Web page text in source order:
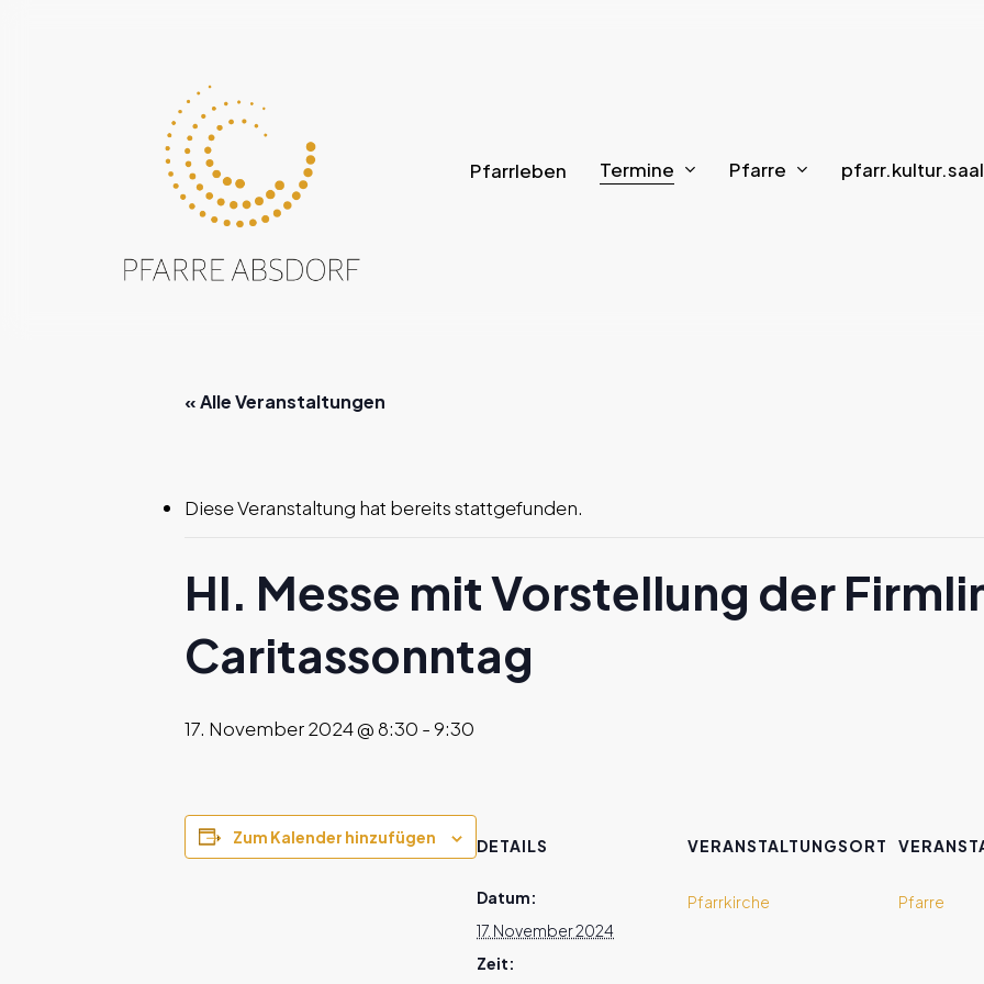
Pfarrleben Termine Pfarre pfarr.kultur.saal
« Alle Veranstaltungen
Diese Veranstaltung hat bereits stattgefunden.
Hl. Messe mit Vorstellung der
Caritassonntag
17. November 2024 @ 8:30 -9:30
Zum Kalender hinzufügen DETAILS
Datum:
17. November 2024
Zeit:
VERANSTALTUNGSORT
Pfarrkirche Pfarre